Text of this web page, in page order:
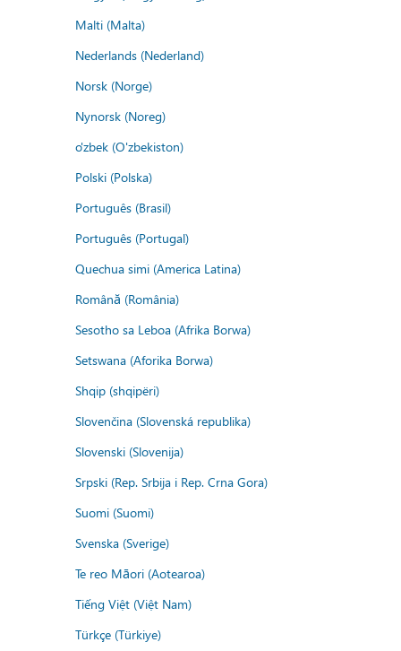
Malti (Malta)
Nederlands (Nederland)
Norsk (Norge)
Nynorsk (Noreg)
o'zbek (O'zbekiston)
Polski (Polska)
Português (Brasil)
Português (Portugal)
Quechua simi (America Latina)
Română (România)
Sesotho sa Leboa (Afrika Borwa)
Setswana (Aforika Borwa)
Shqip (shqipëri)
Slovenčina (Slovenská republika)
Slovenski (Slovenija)
Srpski (Rep. Srbija i Rep. Crna Gora)
Suomi (Suomi)
Svenska (Sverige)
Te reo Māori (Aotearoa)
Tiếng Việt (Việt Nam)
Türkçe (Türkiye)